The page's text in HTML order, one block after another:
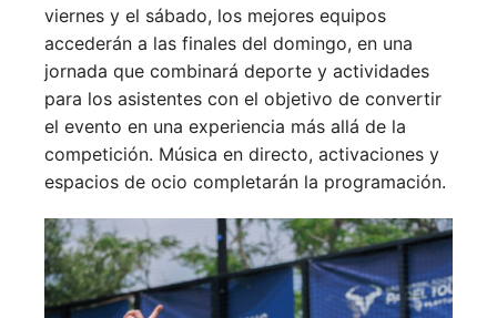
viernes y el sábado, los mejores equipos
accederán a las finales del domingo, en una
jornada que combinará deporte y actividades
para los asistentes con el objetivo de convertir
el evento en una experiencia más allá de la
competición. Música en directo, activaciones y
espacios de ocio completarán la programación.